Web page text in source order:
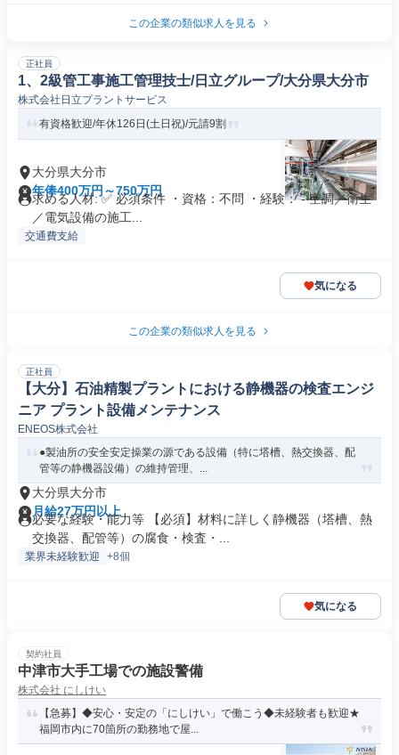
この企業の類似求人を見る
正社員
1、2級管工事施工管理技士/日立グループ/大分県大分市
株式会社日立プラントサービス
有資格歓迎/年休126日(土日祝)/元請9割
大分県大分市
年俸400万円～750万円
求める人材: ✅ 必須条件 ・資格：不問 ・経験： - 空調／衛生
／電気設備の施工...
交通費支給
気になる
この企業の類似求人を見る
正社員
【大分】石油精製プラントにおける静機器の検査エンジ
ニア プラント設備メンテナンス
ENEOS株式会社
●製油所の安全安定操業の源である設備（特に塔槽、熱交換器、配
管等の静機器設備）の維持管理、...
大分県大分市
月給27万円以上
必要な経験・能力等 【必須】材料に詳しく静機器（塔槽、熱
交換器、配管等）の腐食・検査・...
業界未経験歓迎 +8個
気になる
契約社員
中津市大手工場での施設警備
株式会社 にしけい
【急募】◆安心・安定の「にしけい」で働こう◆未経験者も歓迎★
福岡市内に70箇所の勤務地で屋...